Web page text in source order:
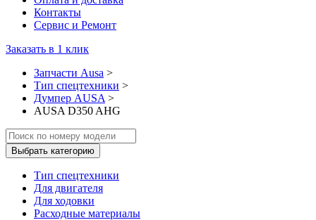
Контакты
Сервис и Ремонт
Заказать в 1 клик
Запчасти Ausa >
Тип спецтехники >
Думпер AUSA >
AUSA D350 AHG
Выбрать категорию
Тип спецтехники
Для двигателя
Для ходовки
Расходные материалы